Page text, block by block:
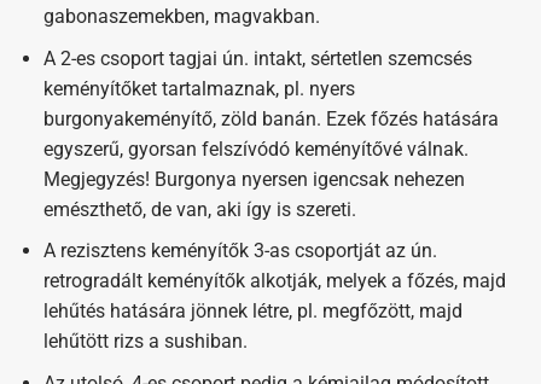
gabonaszemekben, magvakban.
A 2-es csoport tagjai ún. intakt, sértetlen szemcsés
keményítőket tartalmaznak, pl. nyers
burgonyakeményítő, zöld banán. Ezek főzés hatására
egyszerű, gyorsan felszívódó keményítővé válnak.
Megjegyzés! Burgonya nyersen igencsak nehezen
emészthető, de van, aki így is szereti.
A rezisztens keményítők 3-as csoportját az ún.
retrogradált keményítők alkotják, melyek a főzés, majd
lehűtés hatására jönnek létre, pl. megfőzött, majd
lehűtött rizs a sushiban.